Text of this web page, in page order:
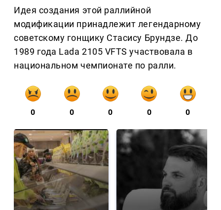
Идея создания этой раллийной
модификации принадлежит легендарному
советскому гонщику Стасису Брундзе. До
1989 года Lada 2105 VFTS участвовала в
национальном чемпионате по ралли.
0 0 0 0 0